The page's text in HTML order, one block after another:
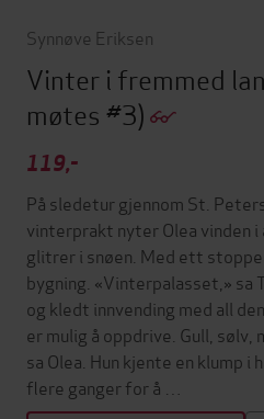
Synnøve Eriksen
Vinter i fremmed
møtes #3)
119,-
På sledetur gjennom St.
vinterprakt nyter Olea vinden
glitrer i snøen. Med ett
bygning. «Vinterpalasset,» sa
og kledt innvending med all
er mulig å oppdrive. Gull,
sa Olea. Hun kjente en klump i
flere ganger for å …